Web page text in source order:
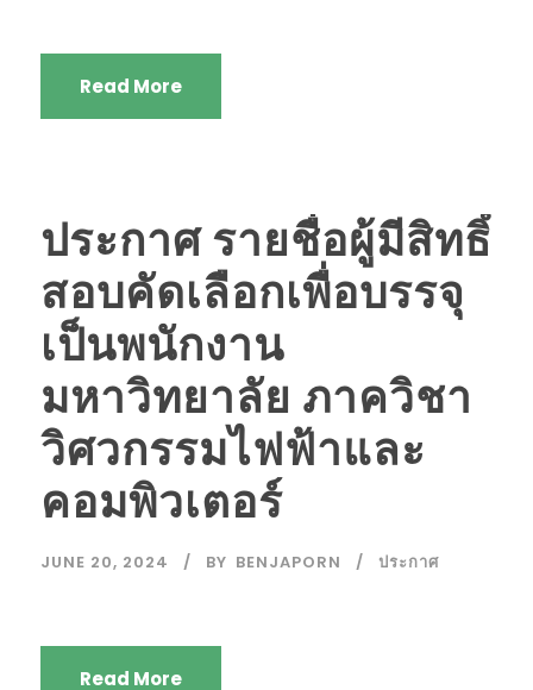
Read More
ประกาศ รายชื่อผู้มีสิทธิ์
สอบคัดเลือกเพื่อบรรจุ
เป็นพนักงาน
มหาวิทยาลัย ภาควิชา
วิศวกรรมไฟฟ้าและ
คอมพิวเตอร์
JUNE 20, 2024 BY BENJAPORN ประกาศ
Read More